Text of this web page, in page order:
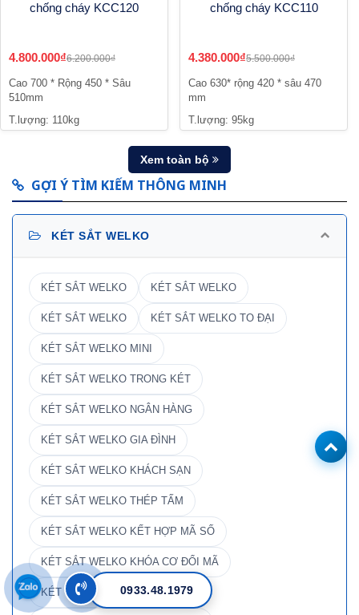
chống cháy KCC120
4.800.000₫6.200.000₫
Cao 700 * Rộng 450 * Sâu
510mm
T.lượng: 110kg
chống cháy KCC110
4.380.000₫5.500.000₫
Cao 630* rộng 420 * sâu 470
mm
T.lượng: 95kg
Xem toàn bộ
GỢI Ý TÌM KIẾM THÔNG MINH
KÉT SẮT WELKO
KÉT SẮT WELKO KÉT SẮT WELKO
KÉT SẮT WELKO KÉT SẮT WELKO TO ĐẠI
KÉT SẮT WELKO MINI
KÉT SẮT WELKO TRONG KÉT
KÉT SẮT WELKO NGÂN HÀNG
KÉT SẮT WELKO GIA ĐÌNH
KÉT SẮT WELKO KHÁCH SẠN
KÉT SẮT WELKO THÉP TẤM
KÉT SẮT WELKO KẾT HỢP MÃ SỐ
KÉT SẮT WELKO KHÓA CƠ ĐỔI MÃ
KÉT SẮT WELKO CHỐNG CHÁY
0933.48.1979